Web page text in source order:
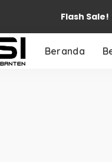
Flash Sale!
Beranda